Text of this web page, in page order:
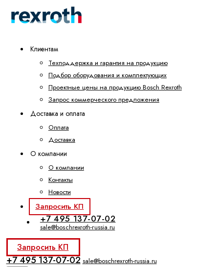
Клиентам
Техподдержка и гарантия на продукцию
Подбор оборудования и комплектующих
Проектные цены на продукцию Bosch Rexroth
Запрос коммерческого предложения
Доставка и оплата
Оплата
Доставка
О компании
О компании
Контакты
Новости
Запросить КП
+7 495 137-07-02
sale@boschrexroth-russia.ru
Запросить КП
+7 495 137-07-02 sale@boschrexroth-russia.ru